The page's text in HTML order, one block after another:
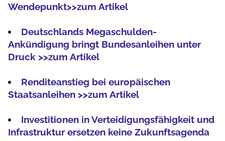
Wendepunkt>>zum Artikel
Deutschlands Megaschulden-
Ankündigung bringt Bundesanleihen unter
Druck >>zum Artikel
Renditeanstieg bei europäischen
Staatsanleihen >>zum Artikel
Investitionen in Verteidigungsfähigkeit und
Infrastruktur ersetzen keine Zukunftsagenda